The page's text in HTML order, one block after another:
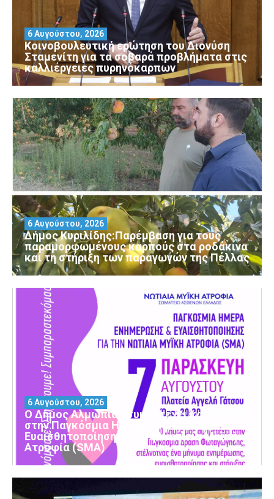
Κοινοβουλευτική ερώτηση του Διονύση
Σταμενίτη για τα σοβαρά προβλήματα στις
καλλιέργειες πυρηνόκαρπων
6 Αυγούστου, 2026
Δήμος Κυριλίδης:Παρέμβαση για τους
παραμορφωμένους καρπούς στα ροδάκινα
και τη στήριξη των παραγωγών της Πέλλας
6 Αυγούστου, 2026
Ο Δήμος Αλμωπίας συμμετέχει και φέτος
στην Παγκόσμια Ημέρα Ενημέρωσης και
Ευαισθητοποίησης για τη Νωτιαία Μυϊκή
Ατροφία (SMA)
6 Αυγούστου, 2026